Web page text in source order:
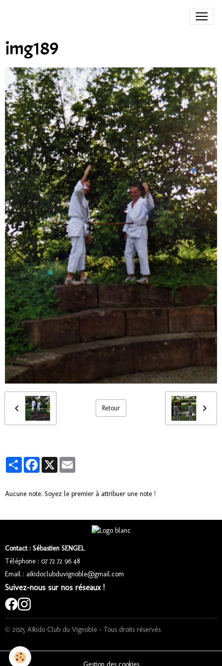
img189
Retour
PartagerFacebook
X
Aucune note. Soyez le premier à attribuer une note !
Contact : Sébastien SENGEL
Téléphone : 07 72 72 96 48
Email : aikidoclubduvignoble@gmail.com
Suivez-nous sur nos réseaux !
© 2025 Aïkido Club du Vignoble – Tous droits réservés